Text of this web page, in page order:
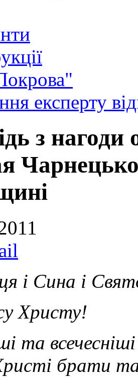
експерту
з
і Сина і
Христу!
та
брати